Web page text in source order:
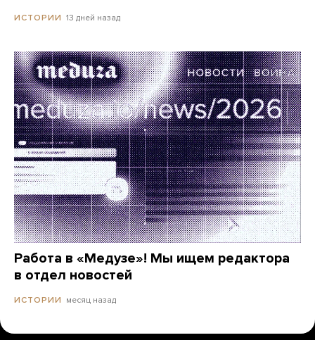
ИСТОРИИ 13 дней назад
Работа в «Медузе»! Мы ищем редактора
в отдел новостей
ИСТОРИИ месяц назад